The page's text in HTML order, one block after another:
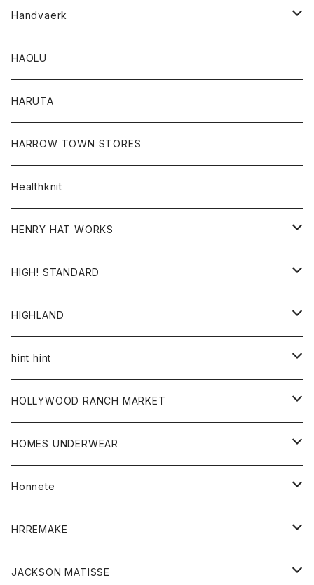
アウター
カーディガン
コート
トップス
シャツ
スウェット
レディース
カーディガン
コート
ボトム
パンツ
Handvaerk
トップス
Tシャツ
ロンTEE
HAOLU
HARUTA
HARROW TOWN STORES
Healthknit
HENRY HAT WORKS
帽子
HIGH! STANDARD
アウター
ジャケット
トップス
シャツ
カーディガン
ボトム
グッズ
帽子
HIGHLAND
帽子
hint hint
ストール
HOLLYWOOD RANCH MARKET
アウター
カーディガン
コート
アクセサリー
ウォレット
ストール
キッズ
Tシャツ
グッズ
HOMES UNDERWEAR
アウター
カーディガン
コート
キッズ
Tシャツ
グッズ
Honnete
ブラウス
ワンピース
HRREMAKE
バック
JACKSON MATISSE